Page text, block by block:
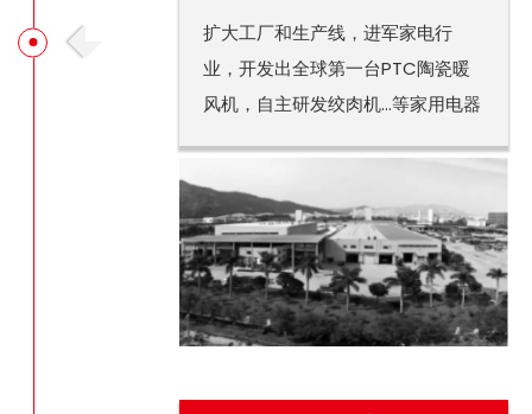
扩大工厂和生产线，进军家电行
业，开发出全球第一台PTC陶瓷暖
风机，自主研发绞肉机...等家用电器